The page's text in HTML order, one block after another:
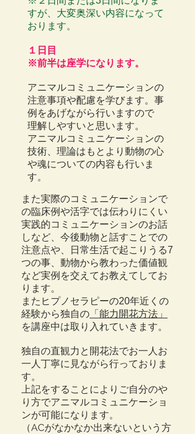
すが、大変奥深い内容になって
おります。
１日目
※前半は座学になります。
アニマルコミュニケーションの
注意事項や配慮を学びます。事
例をあげながら行いますので
理解しやすいと思います。
アニマルコミュニケーションの
技術、理論はもとより動物の心
や魂についての内容も行いま
す。
また実際のコミュニケーションで
の臨床例や活字では伝わりにくい
実践的コミュニケーションのお話
しなど、今後動物と話すことでの
注意点や、日常生活で起こりうる7
つの事、動物から教わった価値観
など実例を交えてお教えてしてお
ります。
またヒプノセラピーの20年近くの
経験から独自の 「能力開花方法」
を講座中は取り入れていきます。
独自の直観力と開花法でお一人お
一人丁寧に見ながら行っておりま
す。
上記をすることによりご自分のや
り方でアニマルコミュニケーショ
ンが可能になります。
（ACがなかなか出来ないという方